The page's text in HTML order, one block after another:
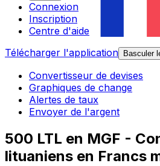
Connexion
Inscription
Centre d'aide
Télécharger l'application
Basculer
Convertisseur de devises
Graphiques de change
Alertes de taux
Envoyer de l'argent
500 LTL en MGF -
lituaniens en Francs